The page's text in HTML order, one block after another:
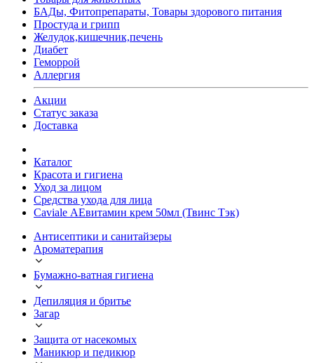
БАДы, Фитопрепараты, Товары здорового питания
Простуда и грипп
Желудок,кишечник,печень
Диабет
Геморрой
Аллергия
Акции
Статус заказа
Доставка
Каталог
Красота и гигиена
Уход за лицом
Средства ухода для лица
Caviale АЕвитамин крем 50мл (Твинс Тэк)
Антисептики и санитайзеры
Ароматерапия
Бумажно-ватная гигиена
Депиляция и бритье
Загар
Защита от насекомых
Маникюр и педикюр